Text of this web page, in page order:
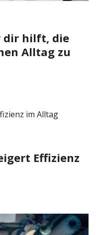
dir hilft, die
Alltag zu
Effizienz